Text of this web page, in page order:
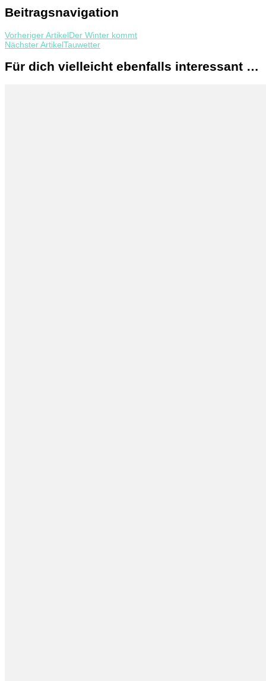
Beitragsnavigation
Vorheriger ArtikelDer Winter kommt
Nächster ArtikelTauwetter
Für dich vielleicht ebenfalls interessant …